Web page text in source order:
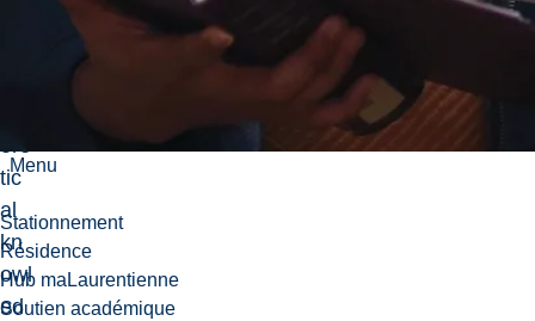
Menu
Stationnement
Résidence
Hub maLaurentienne
Soutien académique
ore
tic
al
kn
owl
ed